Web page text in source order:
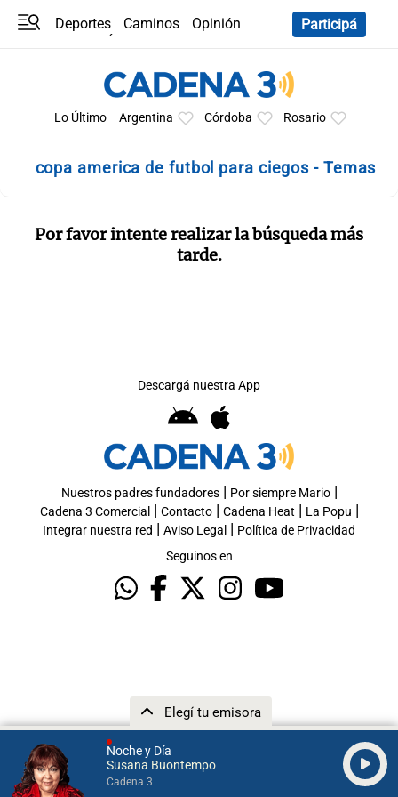
Noche y Día
Susana Buontempo
Cadena 3
Elegí tu emisora
Deportes Caminos
Opinión
Participá
Lo Último Argentina Córdoba Rosario
copa america de futbol para ciegos - Temas
Por favor intente realizar la búsqueda más
tarde.
Descargá nuestra App
Nuestros padres fundadores| Por siempre Mario|
Cadena 3 Comercial | Contacto| Cadena Heat | La Popu |
Integrar nuestra red | Aviso Legal | Política de Privacidad
Seguinos en